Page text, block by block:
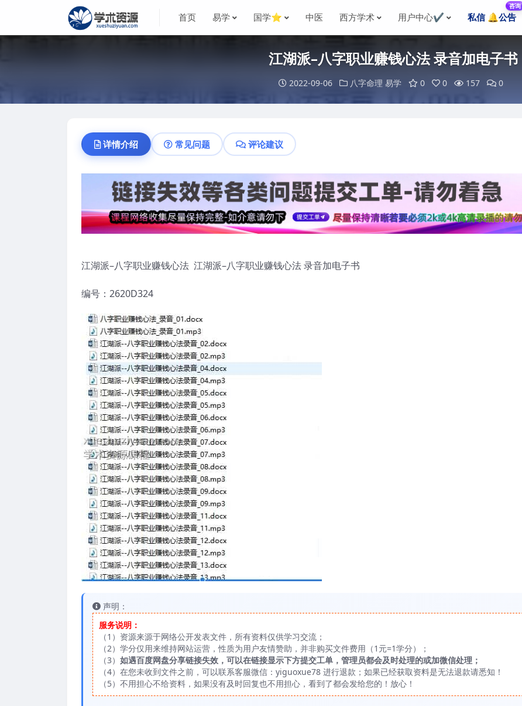
首页 易学 国学⭐ 中医 西方学术 用户中心✔️ 私信 🔔公告
咨询
江湖派–八字职业赚钱心法 录音加电子书
2022-09-06 八字命理 易学 0 0 157 0
详情介绍 常见问题 评论建议
江湖派–八字职业赚钱心法 江湖派–八字职业赚钱心法 录音加电子书
编号：2620D324
声明：
服务说明：
（1）资源来源于网络公开发表文件，所有资料仅供学习交流；
（2）学分仅用来维持网站运营，性质为用户友情赞助，并非购买文件费用（1元=1学分）；
（3） 如遇百度网盘分享链接失效，可以在链接显示下方提交工单，管理员都会及时处理的或加微信处理；
（4）在您未收到文件之前，可以联系客服微信：yiguoxue78 进行退款；如果已经获取资料是无法退款请悉知！
（5）不用担心不给资料，如果没有及时回复也不用担心，看到了都会发给您的！放心！